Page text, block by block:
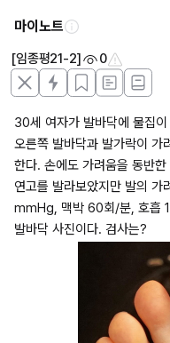
마이노트
[임종평21-2] 0
30세 여자가 발바닥에 물집
오른쪽 발바닥과 발가락이 가
한다. 손에도 가려움을 동반
연고를 발라보았지만 발의
mmHg, 맥박 60회/분, 호흡
발바닥 사진이다. 검사는?